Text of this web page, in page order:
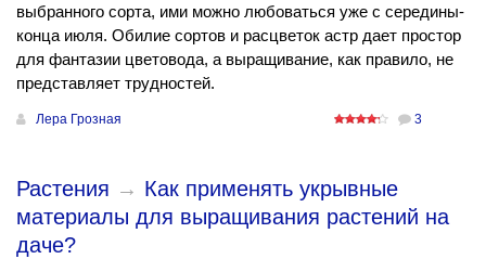
выбранного сорта, ими можно любоваться уже с середины-
конца июля. Обилие сортов и расцветок астр дает простор
для фантазии цветовода, а выращивание, как правило, не
представляет трудностей.
Лера Грозная 3
Растения → Как применять укрывные
материалы для выращивания растений на
даче?